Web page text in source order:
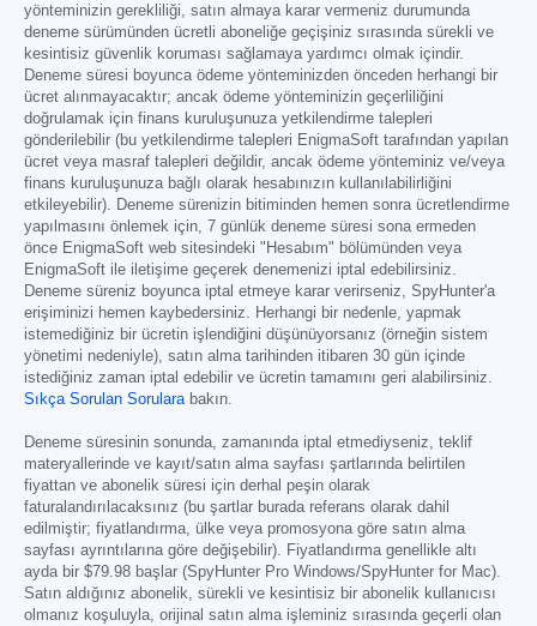
yönteminizin gerekliliği, satın almaya karar vermeniz durumunda
deneme sürümünden ücretli aboneliğe geçişiniz sırasında sürekli ve
kesintisiz güvenlik koruması sağlamaya yardımcı olmak içindir.
Deneme süresi boyunca ödeme yönteminizden önceden herhangi bir
ücret alınmayacaktır; ancak ödeme yönteminizin geçerliliğini
doğrulamak için finans kuruluşunuza yetkilendirme talepleri
gönderilebilir (bu yetkilendirme talepleri EnigmaSoft tarafından yapılan
ücret veya masraf talepleri değildir, ancak ödeme yönteminiz ve/veya
finans kuruluşunuza bağlı olarak hesabınızın kullanılabilirliğini
etkileyebilir). Deneme sürenizin bitiminden hemen sonra ücretlendirme
yapılmasını önlemek için, 7 günlük deneme süresi sona ermeden
önce EnigmaSoft web sitesindeki "Hesabım" bölümünden veya
EnigmaSoft ile iletişime geçerek denemenizi iptal edebilirsiniz.
Deneme süreniz boyunca iptal etmeye karar verirseniz, SpyHunter'a
erişiminizi hemen kaybedersiniz. Herhangi bir nedenle, yapmak
istemediğiniz bir ücretin işlendiğini düşünüyorsanız (örneğin sistem
yönetimi nedeniyle), satın alma tarihinden itibaren 30 gün içinde
istediğiniz zaman iptal edebilir ve ücretin tamamını geri alabilirsiniz.
Sıkça Sorulan Sorulara bakın.
Deneme süresinin sonunda, zamanında iptal etmediyseniz, teklif
materyallerinde ve kayıt/satın alma sayfası şartlarında belirtilen
fiyattan ve abonelik süresi için derhal peşin olarak
faturalandırılacaksınız (bu şartlar burada referans olarak dahil
edilmiştir; fiyatlandırma, ülke veya promosyona göre satın alma
sayfası ayrıntılarına göre değişebilir). Fiyatlandırma genellikle altı
ayda bir $79.98 başlar (SpyHunter Pro Windows/SpyHunter for Mac).
Satın aldığınız abonelik, sürekli ve kesintisiz bir abonelik kullanıcısı
olmanız koşuluyla, orijinal satın alma işleminiz sırasında geçerli olan